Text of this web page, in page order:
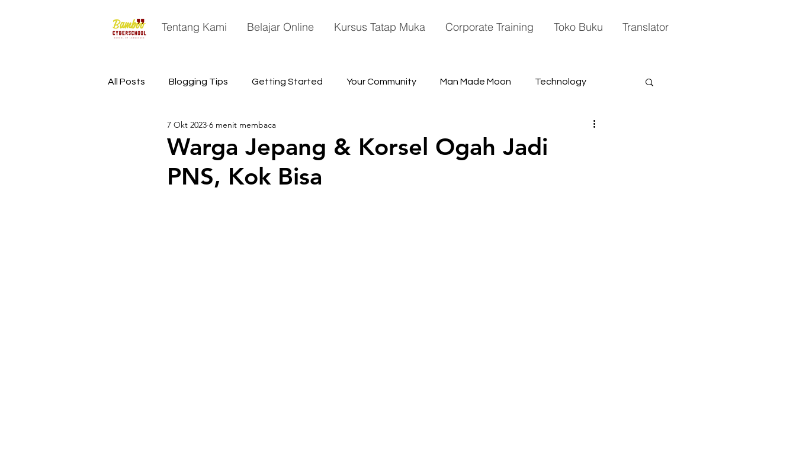
Tentang Kami Belajar Online Kursus Tatap Muka Corporate Training Toko Buku Translator
All Posts Blogging Tips Getting Started Your Community Man Made Moon Technology
Astronomy Space
Warga Jepang & Korsel Ogah Jadi
PNS, Kok Bisa
7 Okt 2023 6 menit membaca